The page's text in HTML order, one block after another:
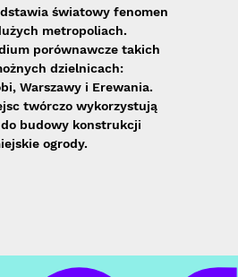
światowy fenomen
metropoliach.
porównawcze takich
dzielnicach:
Warszawy i Erewania.
twórczo wykorzystują
budowy konstrukcji
ogrody.